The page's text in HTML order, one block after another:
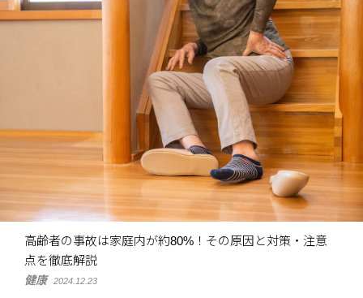
高齢者の事故は家庭内が約80%！その原因と対策・注意
点を徹底解説
健康 2024.12.23